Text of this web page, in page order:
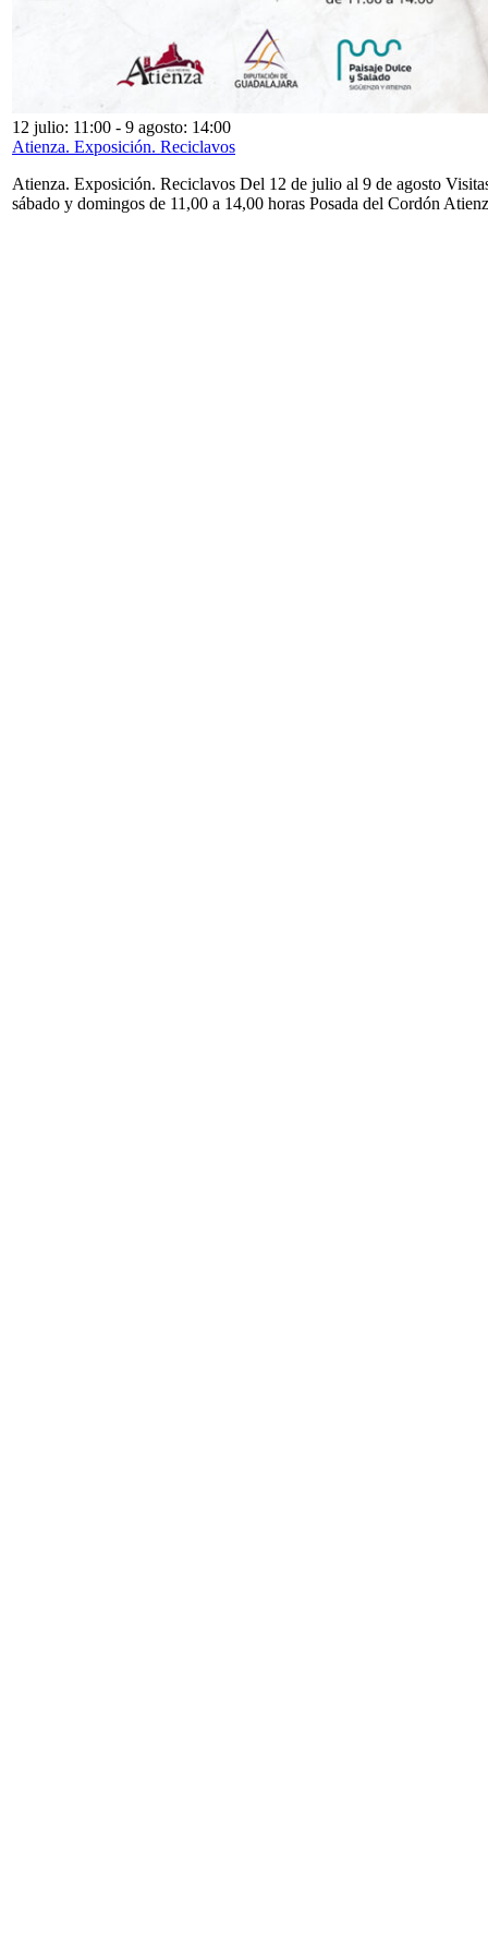
12 julio: 11:00 - 9 agosto: 14:00
Atienza. Exposición. Reciclavos
Atienza. Exposición. Reciclavos Del 12 de julio al 9 de agosto
sábado y domingos de 11,00 a 14,00 horas Posada del Cordón